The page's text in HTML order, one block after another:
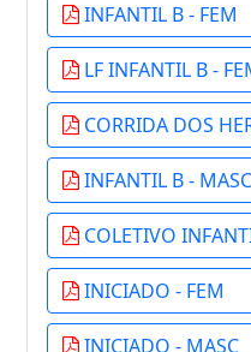
INFANTIL B - FEM
LF INFANTIL B -
CORRIDA DOS
INFANTIL B - MASC
COLETIVO
INICIADO - FEM
INICIADO - MASC